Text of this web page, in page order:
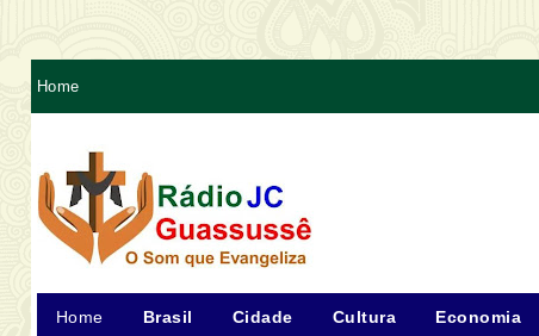
Home
Home Brasil Cidade Cultura Economia